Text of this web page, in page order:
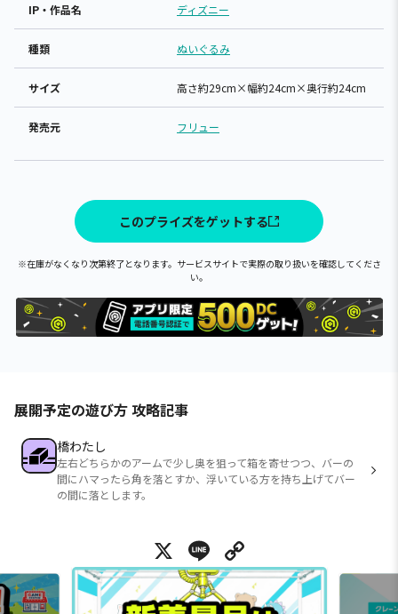
IP・作品名 ディズニー
種類 ぬいぐるみ
サイズ 高さ約29cm×幅約24cm×奥行約24cm
発売元 フリュー
このプライズをゲットする
※在庫がなくなり次第終了となります。サービスサイトで実際の取り扱いを確認してくださ
い。
展開予定の遊び方 攻略記事
橋わたし
左右どちらかのアームで少し奥を狙って箱を寄せつつ、バーの
間にハマったら角を落とすか、浮いている方を持ち上げてバー
の間に落とします。
X Line